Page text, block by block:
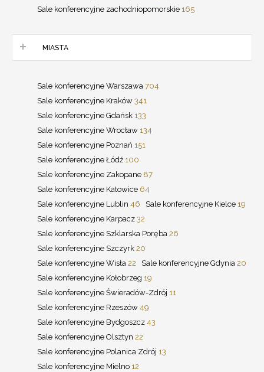
Sale konferencyjne zachodniopomorskie 165
MIASTA
Sale konferencyjne Warszawa 704
Sale konferencyjne Kraków 341
Sale konferencyjne Gdańsk 133
Sale konferencyjne Wrocław 134
Sale konferencyjne Poznań 151
Sale konferencyjne Łódź 100
Sale konferencyjne Zakopane 87
Sale konferencyjne Katowice 64
Sale konferencyjne Lublin 46 Sale konferencyjne Kielce 19
Sale konferencyjne Karpacz 32
Sale konferencyjne Szklarska Poręba 26
Sale konferencyjne Szczyrk 20
Sale konferencyjne Wisła 22 Sale konferencyjne Gdynia 20
Sale konferencyjne Kołobrzeg 19
Sale konferencyjne Świeradów-Zdrój 11
Sale konferencyjne Rzeszów 49
Sale konferencyjne Bydgoszcz 43
Sale konferencyjne Olsztyn 22
Sale konferencyjne Polanica Zdrój 13
Sale konferencyjne Mielno 12